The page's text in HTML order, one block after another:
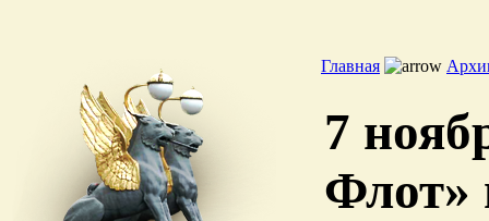
Главная
7
Флот»